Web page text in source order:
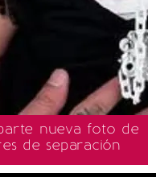
nueva foto de
de separación